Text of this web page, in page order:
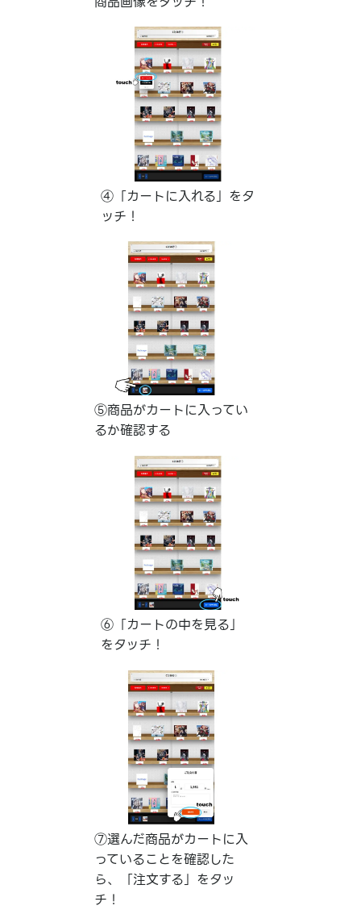
④「カートに入れる」をタ
ッチ！
⑤商品がカートに入ってい
るか確認する
⑥「カートの中を見る」
をタッチ！
⑦選んだ商品がカートに入
っていることを確認した
ら、「注文する」をタッ
チ！